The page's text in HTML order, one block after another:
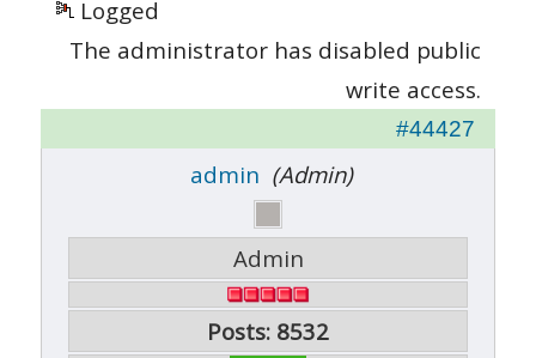
Logged
The administrator has disabled public
write access.
#44427
admin (Admin)
Admin
Posts: 8532